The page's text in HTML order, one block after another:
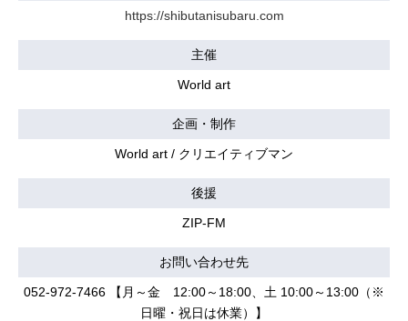
https://shibutanisubaru.com
主催
World art
企画・制作
World art / クリエイティブマン
後援
ZIP-FM
お問い合わせ先
052-972-7466 【月～金 12:00～18:00、土 10:00～13:00（※
日曜・祝日は休業）】